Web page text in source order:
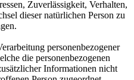
Zuverlässigkeit, Verhalten,
dieser natürlichen Person zu
personenbezogener
die personenbezogenen
Informationen nicht